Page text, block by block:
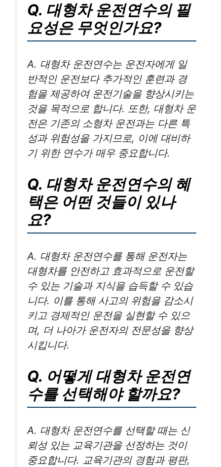
Q. 대형차 운전연수의 필
요성은 무엇인가요?
A. 대형차 운전연수는 운전자에게 일
반적인 운전보다 추가적인 훈련과 경
험을 제공하여 운전기술을 향상시키는
것을 목적으로 합니다. 또한, 대형차 운
전은 기존의 소형차 운전과는 다른 특
성과 위험성을 가지므로, 이에 대비하
기 위한 연수가 매우 중요합니다.
Q. 대형차 운전연수의 혜
택은 어떤 것들이 있나
요?
A. 대형차 운전연수를 통해 운전자는
대형차를 안전하고 효과적으로 운전할
수 있는 기술과 지식을 습득할 수 있습
니다. 이를 통해 사고의 위험을 감소시
키고 경제적인 운전을 실현할 수 있으
며, 더 나아가 운전자의 전문성을 향상
시킵니다.
Q. 어떻게 대형차 운전연
수를 선택해야 할까요?
A. 대형차 운전연수를 선택할 때는 신
뢰성 있는 교육기관을 선정하는 것이
중요합니다. 교육기관의 경험과 평판,